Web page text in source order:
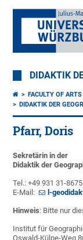
DIDAKTIK
FACULTY OF ARTS
DIDAKTIK DER
Pfarr, Doris
Sekretärin in der
Didaktik der
Tel.: +49 931 31-
E-Mail:
l-
Hinweis: Bitte nur
Institut für
Oswald-Külpe-Weg